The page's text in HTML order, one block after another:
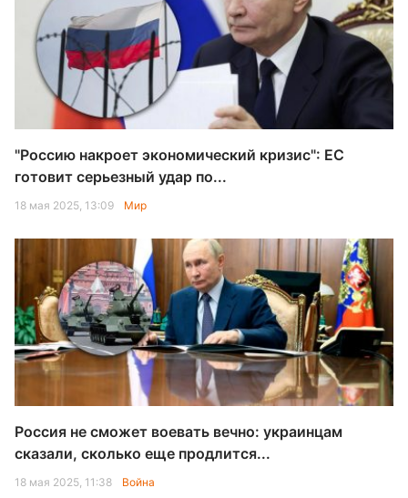
"Россию накроет экономический кризис": ЕС
готовит серьезный удар по...
18 мая 2025, 13:09 Мир
Россия не сможет воевать вечно: украинцам
сказали, сколько еще продлится...
18 мая 2025, 11:38 Война